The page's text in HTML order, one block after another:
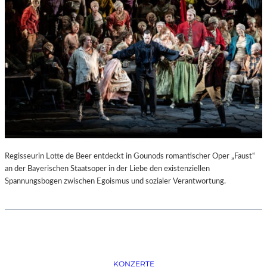
–
K
Ü
N
S
T
L
E
R
,
T
M
Regisseurin Lotte de Beer entdeckt in Gounods romantischer Oper „Faust“
an der Bayerischen Staatsoper in der Liebe den existenziellen
Spannungsbogen zwischen Egoismus und sozialer Verantwortung.
KONZERTE